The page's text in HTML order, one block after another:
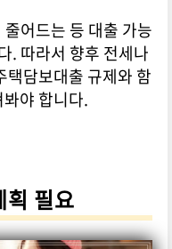
어드는 등 대출 가능
. 따라서 향후 전세나
택담보대출 규제와 함
야 합니다.
획 필요